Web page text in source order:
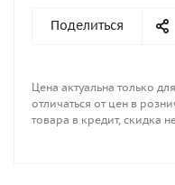
Поделиться
Цена актуальна только
отличаться от цен в
товара в кредит, скидка